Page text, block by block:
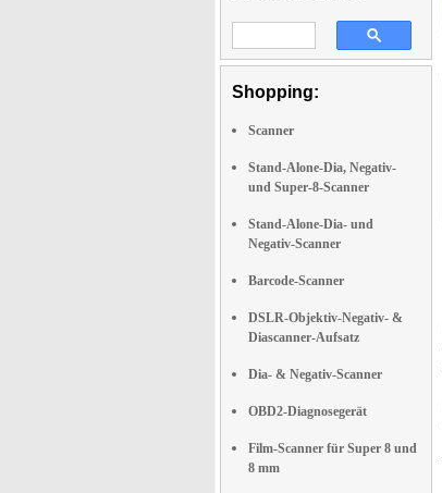
Shopping:
Scanner
Stand-Alone-Dia, Negativ-
und Super-8-Scanner
Stand-Alone-Dia- und
Negativ-Scanner
Barcode-Scanner
DSLR-Objektiv-Negativ- &
Diascanner-Aufsatz
Dia- & Negativ-Scanner
OBD2-Diagnosegerät
Film-Scanner für Super 8 und
8 mm